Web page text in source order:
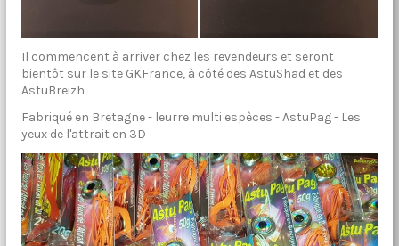
Il commencent à arriver chez les revendeurs et seront
bientôt sur le site GKFrance, à côté des AstuShad et des
AstuBreizh
Fabriqué en Bretagne - leurre multi espèces - AstuPag - Les
yeux de l'attrait en 3D